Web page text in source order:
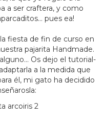
a ser craftera, y como
pues ea!
fiesta de fin de curso en
pajarita Handmade.
Os dejo el tutorial-
a la medida que
él, mi gato ha decidido